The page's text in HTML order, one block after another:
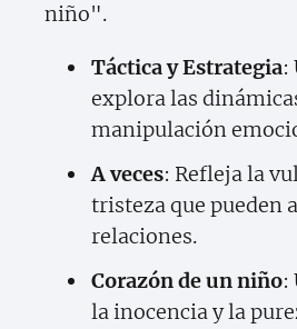
niño".
Táctica y Estrategia:
explora las
manipulación
A veces: Refleja la
tristeza que pueden
relaciones.
Corazón de un niño:
la inocencia y la